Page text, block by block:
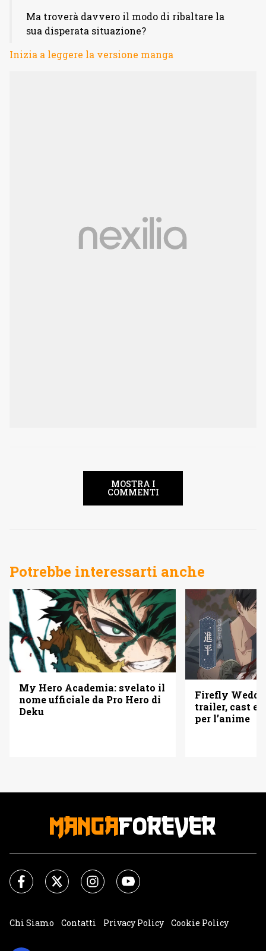
Ma troverà davvero il modo di ribaltare la
sua disperata situazione?
Inizia a leggere la versione manga
MOSTRA I
COMMENTI
Potrebbe interessarti anche
My Hero Academia: svelato il
nome ufficiale da Pro Hero di
Deku
Firefly
trailer, cast e
per l’anime
Chi Siamo Contatti Privacy Policy
Cookie Policy